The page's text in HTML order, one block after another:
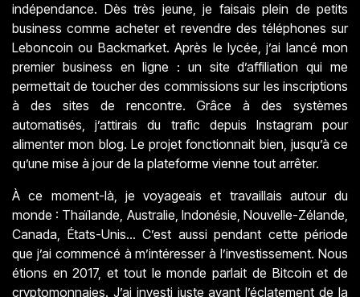
indépendance. Dès très jeune, je faisais plein de petits
business comme acheter et revendre des téléphones sur
Leboncoin ou Backmarket. Après le lycée, j’ai lancé mon
premier business en ligne : un site d’affiliation qui me
permettait de toucher des commissions sur les inscriptions
à des sites de rencontre. Grâce à des systèmes
automatisés, j’attirais du trafic depuis Instagram pour
alimenter mon blog. Le projet fonctionnait bien, jusqu’à ce
qu’une mise à jour de la plateforme vienne tout arrêter.
À ce moment-là, je voyageais et travaillais autour du
monde : Thaïlande, Australie, Indonésie, Nouvelle-Zélande,
Canada, États-Unis… C’est aussi pendant cette période
que j’ai commencé à m’intéresser à l’investissement. Nous
étions en 2017, et tout le monde parlait de Bitcoin et de
cryptomonnaies. J’ai investi juste avant l’éclatement de la